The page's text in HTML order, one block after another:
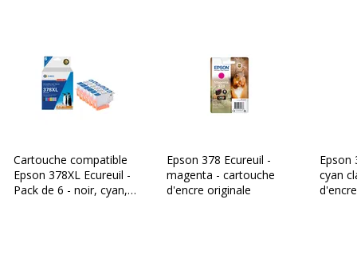
Quantité emballée
Garantie commerciale 3 ans
Cartouche compatible
Epson 378XL Ecureuil -
Pack de 6 - noir, cyan,
Epson 378 Ecureuil -
magenta - cartouche
d'encre originale
Epson
cyan